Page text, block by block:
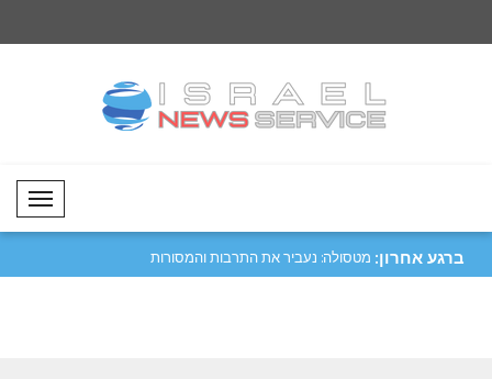
Mobil Menü
ברגע אחרון: מטסולה: נעביר את התרבות והמסורות נגד מכלית